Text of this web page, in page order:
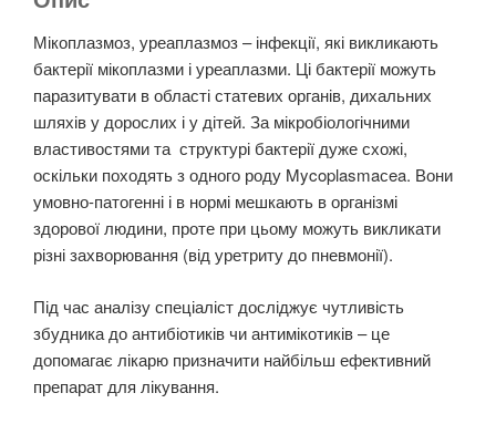
Мікоплазмоз, уреаплазмоз – інфекції, які викликають
бактерії мікоплазми і уреаплазми. Ці бактерії можуть
паразитувати в області статевих органів, дихальних
шляхів у дорослих і у дітей. За мікробіологічними
властивостями та структурі бактерії дуже схожі,
оскільки походять з одного роду Mycoplasmaсea. Вони
умовно-патогенні і в нормі мешкають в організмі
здорової людини, проте при цьому можуть викликати
різні захворювання (від уретриту до пневмонії).
Під час аналізу спеціаліст досліджує чутливість
збудника до антибіотиків чи антимікотиків – це
допомагає лікарю призначити найбільш ефективний
препарат для лікування.